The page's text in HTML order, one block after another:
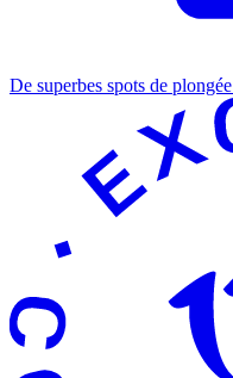
De superbes spots de plongée